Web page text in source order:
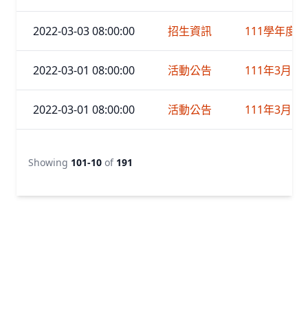
2022-03-03 08:00:00 招生資訊 111學年度
2022-03-01 08:00:00 活動公告 111年3月16
2022-03-01 08:00:00 活動公告 111年3月14
Showing 101-10of 191